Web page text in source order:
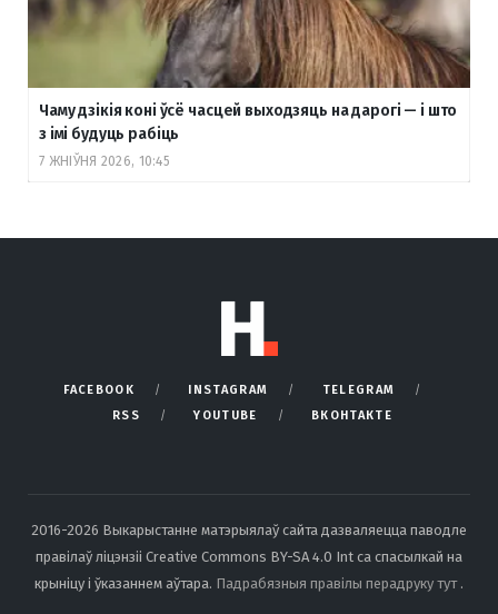
Чаму дзікія коні ўсё часцей выходзяць на дарогі — і што
з імі будуць рабіць
7 ЖНІЎНЯ 2026, 10:45
FACEBOOK INSTAGRAM
TELEGRAM
RSS
YOUTUBE ВКОНТАКТЕ
2016-2026 Выкарыстанне матэрыялаў сайта дазваляецца паводле
правілаў ліцэнзіі Creative Commons BY-SA 4.0 Int са спасылкай на
крыніцу і ўказаннем аўтара. Падрабязныя правілы перадруку тут .